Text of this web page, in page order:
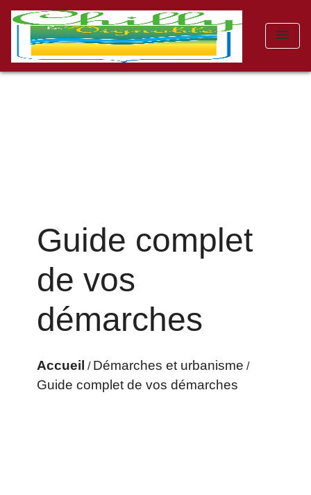
menu
Guide complet
de vos
démarches
Accueil / Démarches et urbanisme /
Guide complet de vos démarches